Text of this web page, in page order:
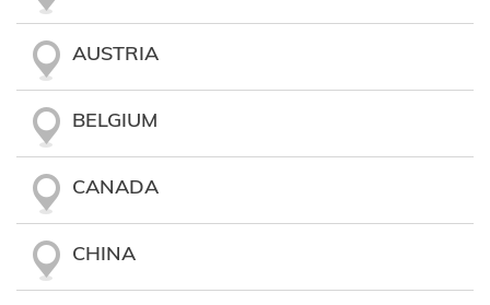
AUSTRIA
BELGIUM
CANADA
CHINA